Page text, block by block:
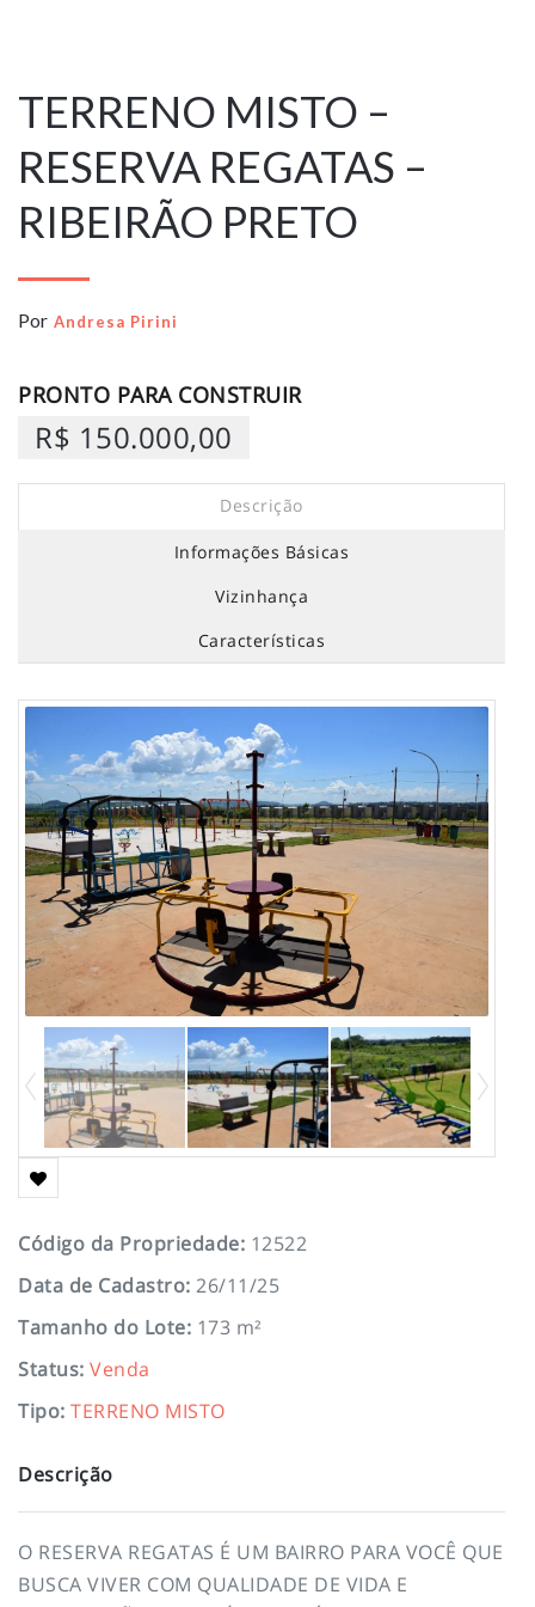
TERRENO MISTO –
RESERVA REGATAS –
RIBEIRÃO PRETO
Por Andresa Pirini
PRONTO PARA CONSTRUIR
R$ 150.000,00
Descrição
Informações Básicas
Vizinhança
Características
Código da Propriedade: 12522
Data de Cadastro: 26/11/25
Tamanho do Lote: 173 m²
Status: Venda
Tipo: TERRENO MISTO
Descrição
O RESERVA REGATAS É UM BAIRRO PARA VOCÊ QUE
BUSCA VIVER COM QUALIDADE DE VIDA E